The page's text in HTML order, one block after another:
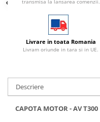
Livrare in toata Romania
Livram oriunde in tara si in UE.
Descriere
CAPOTA MOTOR - AV T300